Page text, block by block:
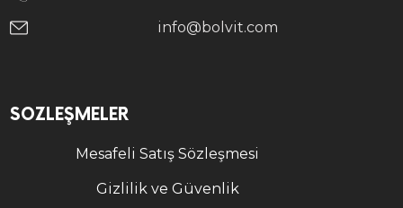
info@bolvit.com
SÖZLEŞMELER
Mesafeli Satış Sözleşmesi
Gizlilik ve Güvenlik